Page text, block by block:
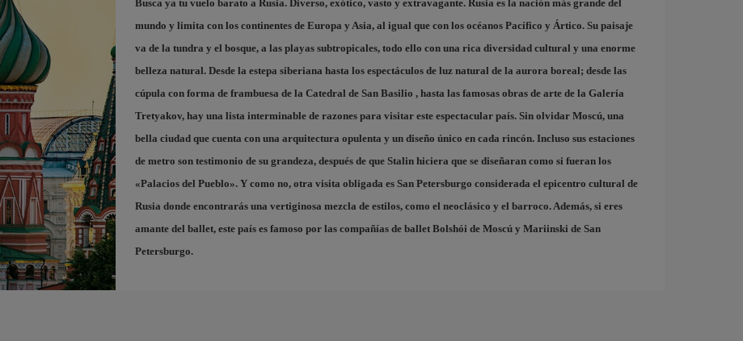
Busca ya tu vuelo barato a Rusia. Diverso, exótico, vasto y extravagante. Rusia es la nación más grande del
mundo y limita con los continentes de Europa y Asia, al igual que con los océanos Pacífico y Ártico. Su paisaje
va de la tundra y el bosque, a las playas subtropicales, todo ello con una rica diversidad cultural y una enorme
belleza natural. Desde la estepa siberiana hasta los espectáculos de luz natural de la aurora boreal; desde las
cúpula con forma de frambuesa de la Catedral de San Basilio , hasta las famosas obras de arte de la Galería
Tretyakov, hay una lista interminable de razones para visitar este espectacular país. Sin olvidar Moscú, una
bella ciudad que cuenta con una arquitectura opulenta y un diseño único en cada rincón. Incluso sus estaciones
de metro son testimonio de su grandeza, después de que Stalin hiciera que se diseñaran como si fueran los
«Palacios del Pueblo». Y como no, otra visita obligada es San Petersburgo considerada el epicentro cultural de
Rusia donde encontrarás una vertiginosa mezcla de estilos, como el neoclásico y el barroco. Además, si eres
amante del ballet, este país es famoso por las compañías de ballet Bolshói de Moscú y Mariinski de San
Petersburgo.